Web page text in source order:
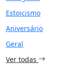
Estoicismo
Aniversário
Geral
Ver todas